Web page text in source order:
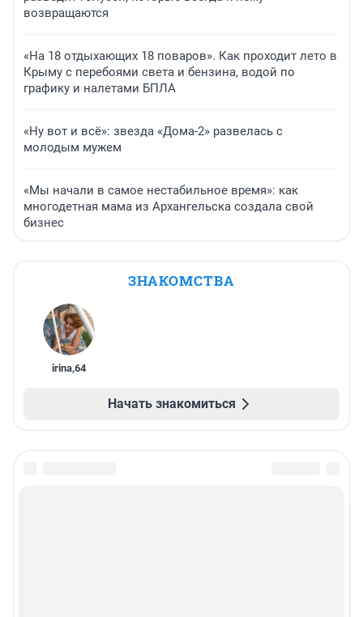
возвращаются
«На 18 отдыхающих 18 поваров». Как проходит лето в
Крыму с перебоями света и бензина, водой по
графику и налетами БПЛА
«Ну вот и всё»: звезда «Дома-2» развелась с
молодым мужем
«Мы начали в самое нестабильное время»: как
многодетная мама из Архангельска создала свой
бизнес
ЗНАКОМСТВА
irina,64
Начать знакомиться